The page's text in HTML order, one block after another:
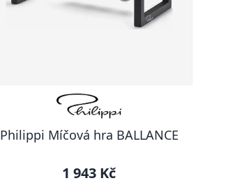
Philippi Míčová hra BALLANCE
1 943 Kč